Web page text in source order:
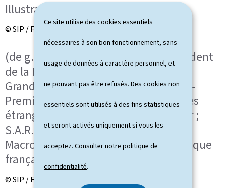
Ce site utilise des cookies essentiels
nécessaires à son bon fonctionnement, sans
usage de données à caractère personnel, et
ne pouvant pas être refusés. Des cookies non
essentiels sont utilisés à des fins statistiques
et seront activés uniquement si vous les
acceptez. Consulter notrepolitique de
confidentialité.
Illustration
© SIP / Frédéric Sierakowski
(de g. à dr.) Emmanuel Macron, président
de la République française; S.A.R. la
Grande-Duchesse ; Xavier Bettel, Vice-
Premier ministre, ministre des Affaires
étrangères et du Commerce extérieur ;
S.A.R. la Grande-Duchesse ; Brigitte
Macron, première dame de la République
française ;
© SIP / Frédéric Sierakowski